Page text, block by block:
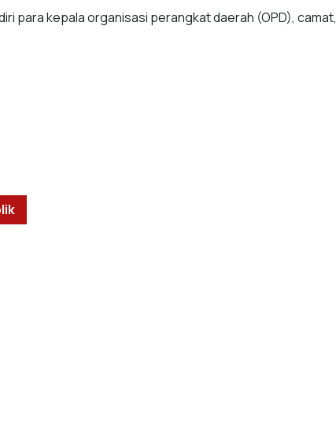
para kepala organisasi perangkat daerah (OPD), camat,